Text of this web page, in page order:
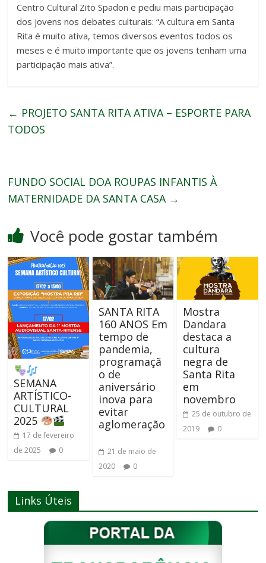
Centro Cultural Zito Spadon e pediu mais participação
dos jovens nos debates culturais: “A cultura em Santa
Rita é muito ativa, temos diversos eventos todos os
meses e é muito importante que os jovens tenham uma
participação mais ativa”.
← PROJETO SANTA RITA ATIVA – ESPORTE PARA
TODOS
FUNDO SOCIAL DOA ROUPAS INFANTIS À
MATERNIDADE DA SANTA CASA →
Você pode gostar também
SEMANA
ARTÍSTICO-
CULTURAL
2025
17 de fevereiro
de 2025
0
SANTA RITA
160 ANOS Em
tempo de
pandemia,
programaçã
o de
aniversário
inova para
evitar
aglomeração
21 de maio de
2020
0
Mostra
Dandara
destaca a
cultura
negra de
Santa Rita
em
novembro
25 de outubro de
2019
0
Links Úteis